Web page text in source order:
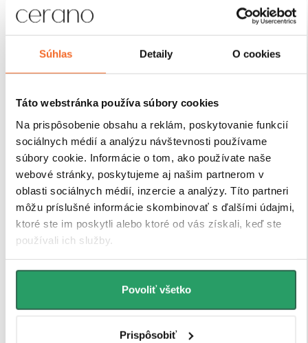
Súhlas Detaily O cookies
Táto webstránka používa súbory cookies
Na prispôsobenie obsahu a reklám, poskytovanie funkcií
sociálnych médií a analýzu návštevnosti používame
súbory cookie. Informácie o tom, ako používate naše
webové stránky, poskytujeme aj našim partnerom v
oblasti sociálnych médií, inzercie a analýzy. Títo partneri
môžu príslušné informácie skombinovať s ďalšími údajmi,
ktoré ste im poskytli alebo ktoré od vás získali, keď ste
používali ich služby.
Povoliť všetko
Prispôsobiť
aby ich montáž bola čo
najjednoduchšia a časovo
úsporná. Vďaka premyslenej konštrukcii,
predvŕtaným otvorom a prehľadnému montážnemu
návoduzvládne inštaláciu každý. Navyše sú vybavené
nastaviteľnými profilmi, ktoré umožňujú vyrovnanie